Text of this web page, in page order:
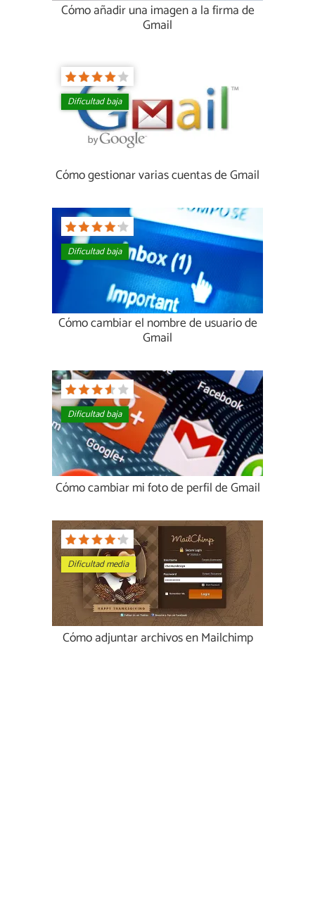
Cómo añadir una imagen a la firma de
Gmail
Dificultad baja
Cómo gestionar varias cuentas de Gmail
Dificultad baja
Cómo cambiar el nombre de usuario de
Gmail
Dificultad baja
Cómo cambiar mi foto de perfil de Gmail
Dificultad media
Cómo adjuntar archivos en Mailchimp